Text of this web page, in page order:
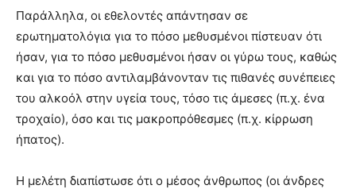
Παράλληλα, οι εθελοντές απάντησαν σε
ερωτηματολόγια για το πόσο μεθυσμένοι πίστευαν ότι
ήσαν, για το πόσο μεθυσμένοι ήσαν οι γύρω τους, καθώς
και για το πόσο αντιλαμβάνονταν τις πιθανές συνέπειες
του αλκοόλ στην υγεία τους, τόσο τις άμεσες (π.χ. ένα
τροχαίο), όσο και τις μακροπρόθεσμες (π.χ. κίρρωση
ήπατος).
Η μελέτη διαπίστωσε ότι ο μέσος άνθρωπος (οι άνδρες